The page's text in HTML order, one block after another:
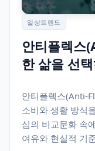
일상트렌드
안티플렉스
한 삶을 선
안티플렉스(Anti-
소비와 생활 방식
심의 비교문화 속
여유와 현실적 기